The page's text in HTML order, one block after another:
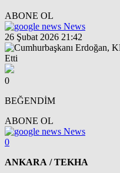
ABONE OL
News
26 Şubat 2026 21:42
0
BEĞENDİM
ABONE OL
News
0
ANKARA / TEKHA